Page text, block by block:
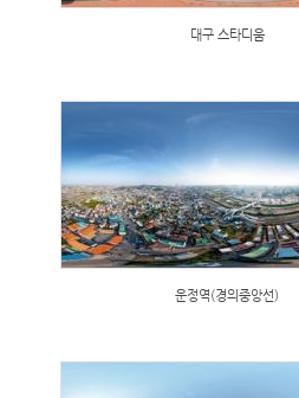
대구 스타디움
운정역(경의중앙선)